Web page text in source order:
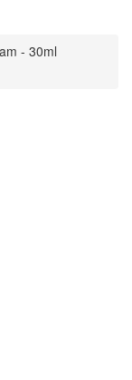
- 30ml